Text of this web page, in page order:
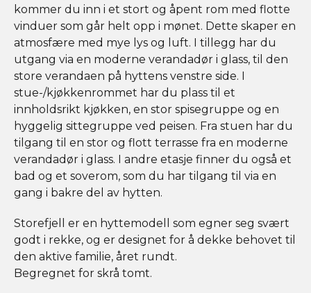
kommer du inn i et stort og åpent rom med flotte
vinduer som går helt opp i mønet. Dette skaper en
atmosfære med mye lys og luft. I tillegg har du
utgang via en moderne verandadør i glass, til den
store verandaen på hyttens venstre side. I
stue-/kjøkkenrommet har du plass til et
innholdsrikt kjøkken, en stor spisegruppe og en
hyggelig sittegruppe ved peisen. Fra stuen har du
tilgang til en stor og flott terrasse fra en moderne
verandadør i glass. I andre etasje finner du også et
bad og et soverom, som du har tilgang til via en
gang i bakre del av hytten.
Storefjell er en hyttemodell som egner seg svært
godt i rekke, og er designet for å dekke behovet til
den aktive familie, året rundt.
Begregnet for skrå tomt.